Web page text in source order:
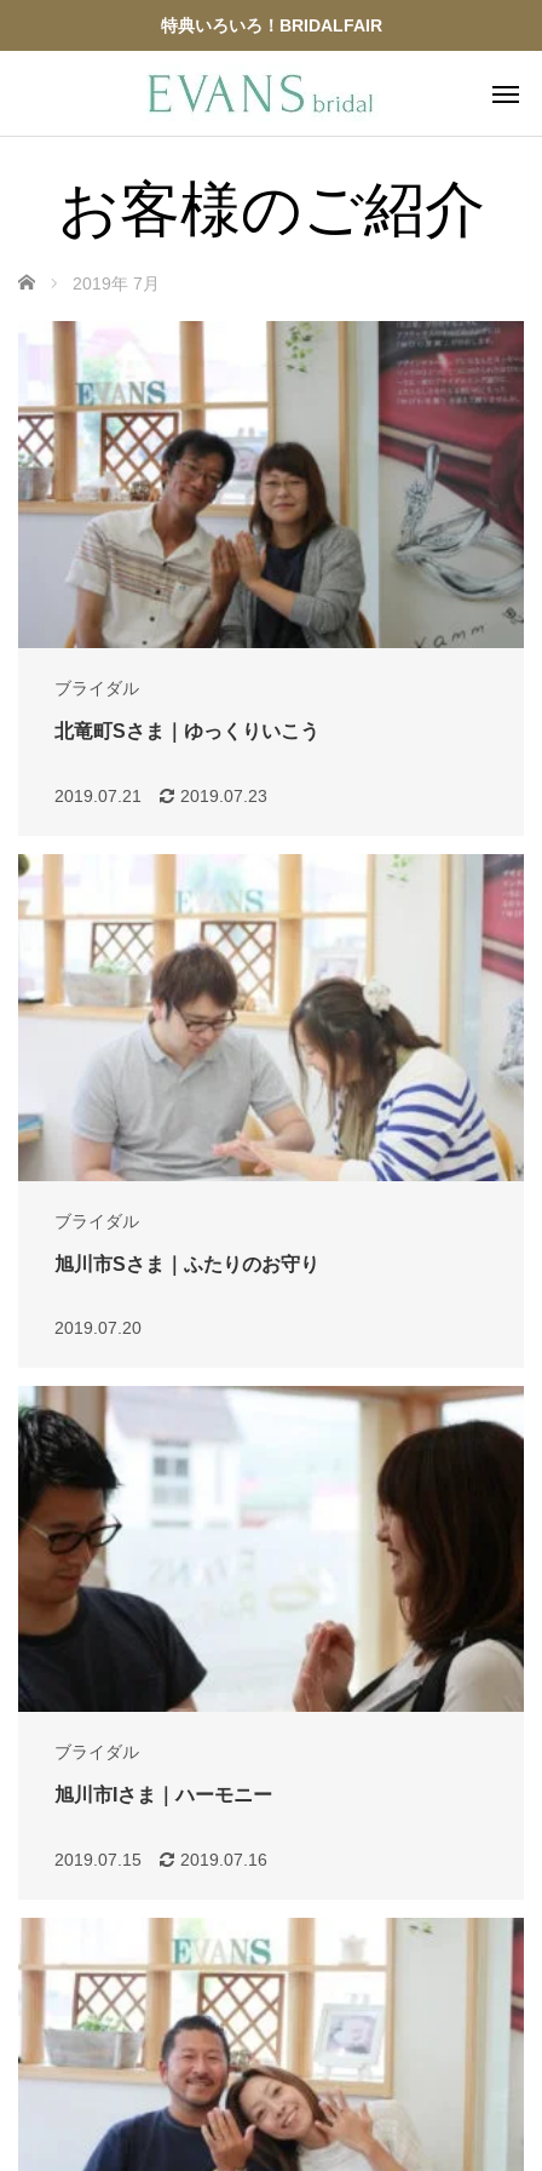
特典いろいろ！BRIDALFAIR
お客様のご紹介
ホーム 2019年 7月
ブライダル
北竜町Sさま｜ゆっくりいこう
2019.07.21 2019.07.23
ブライダル
旭川市Sさま｜ふたりのお守り
2019.07.20
ブライダル
旭川市Iさま｜ハーモニー
2019.07.15 2019.07.16